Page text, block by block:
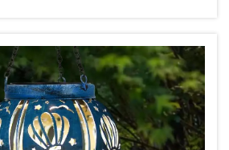
da noite. Elas estão
escolha o que mais